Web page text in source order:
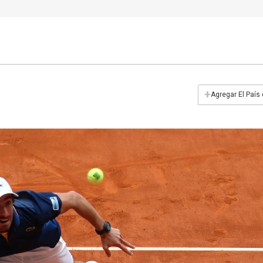
+Agregar El País